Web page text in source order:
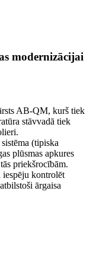
modernizācijai
AB-QM, kurš tiek
stāvvadā tiek
(tipiska
plūsmas apkures
priekšrocībām.
kontrolēt
ārgaisa